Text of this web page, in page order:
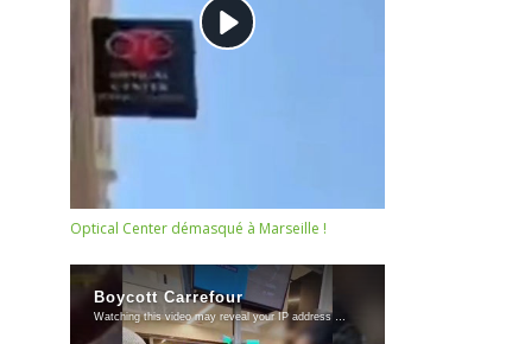
Optical Center démasqué à Marseille !